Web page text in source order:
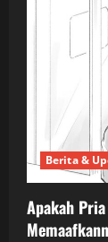
Berita &
Apakah